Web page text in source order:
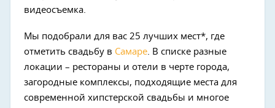
видеосъемка.
Мы подобрали для вас 25 лучших мест*, где
отметить свадьбу в Самаре. В списке разные
локации – рестораны и отели в черте города,
загородные комплексы, подходящие места для
современной хипстерской свадьбы и многое